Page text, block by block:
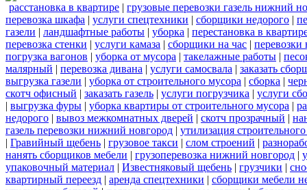
расстановка в квартире | грузовые перевозки газель нижний
перевозка шкафа | услуги спецтехники | сборщики недорого |
газели | ландшафтные работы | уборка | перестановка в
перевозка стенки | услуги камаза | сборщики на час | перевозки
погрузка вагонов | уборка от мусора | такелажные работы |
малярный | перевозка дивана | услуги самосвала | заказать
выгрузка газели | уборка от строительного мусора | сборка |
скотч офисный | заказать газель | услуги погрузчика | услуги
| выгрузка фуры | уборка квартиры от строительного мусора |
недорого | вывоз межкомнатных дверей | скотч прозрачный |
газель перевозки нижний новгород | утилизация
| Гравийный щебень | грузовое такси | слом строений |
нанять сборщиков мебели | грузоперевозка нижний новгород |
упаковочный материал | Известняковый щебень | грузчики |
квартирный переезд | аренда спецтехники | сборщики мебели